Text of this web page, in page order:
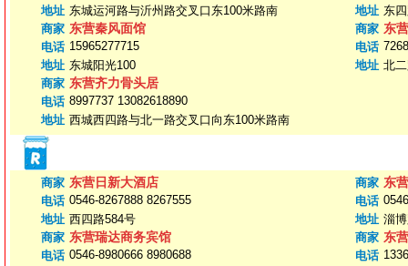
地址 东城运河路与沂州路交叉口东100米路南
地址 东
商家 东营秦风面馆
电话 15965277715
地址 东城阳光100
商家 东
电话
地址 北
商家 东营齐力骨头居
电话 8997737 13082618890
地址 西城西四路与北一路交叉口向东100米路南
商家 东营日新大酒店
电话 0546-8267888 8267555
地址 西四路584号
商家 东
电话
地址 淄
商家 东营瑞达商务宾馆
电话 0546-8980666 8980688
商家 东
电话